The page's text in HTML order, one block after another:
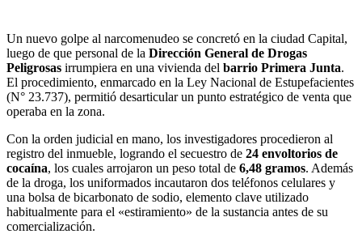
​Un nuevo golpe al narcomenudeo se concretó en la ciudad Capital,
luego de que personal de la Dirección General de Drogas
Peligrosas irrumpiera en una vivienda del barrio Primera Junta.
El procedimiento, enmarcado en la Ley Nacional de Estupefacientes
(N° 23.737), permitió desarticular un punto estratégico de venta que
operaba en la zona.
​Con la orden judicial en mano, los investigadores procedieron al
registro del inmueble, logrando el secuestro de 24 envoltorios de
cocaína, los cuales arrojaron un peso total de 6,48 gramos. Además
de la droga, los uniformados incautaron dos teléfonos celulares y
una bolsa de bicarbonato de sodio, elemento clave utilizado
habitualmente para el «estiramiento» de la sustancia antes de su
comercialización.